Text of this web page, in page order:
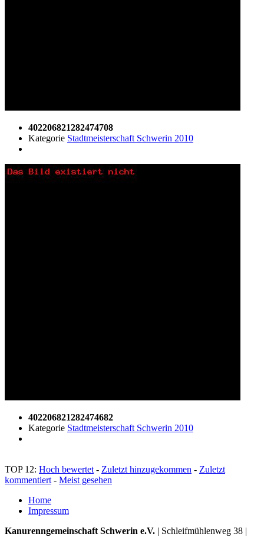
402206821282474708
Kategorie Stadtmeisterschaft Schwerin 2010
402206821282474682
Kategorie Stadtmeisterschaft Schwerin 2010
TOP 12: Hoch bewertet - Zuletzt hinzugekommen - Zuletzt
kommentiert - Meist gesehen
Home
Impressum
Kanurenngemeinschaft Schwerin e.V. | Schleifmühlenweg 38 |